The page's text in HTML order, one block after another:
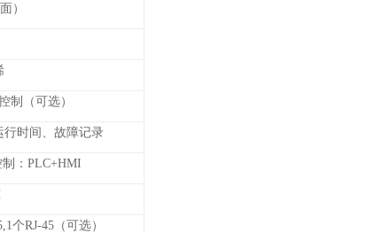
）
制（可选）
行时间、故障记录
：PLC+HMI
个RJ-45（可选）